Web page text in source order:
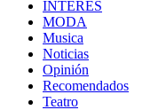
INTERES
MODA
Musica
Noticias
Opinión
Recomendados
Teatro